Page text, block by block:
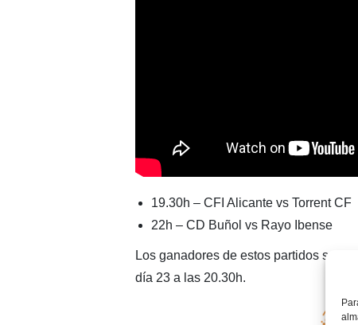
19.30h – CFI Alicante vs Torrent CF
22h – CD Buñol vs Rayo Ibense
Los ganadores de estos partidos se
día 23 a las 20.30h.